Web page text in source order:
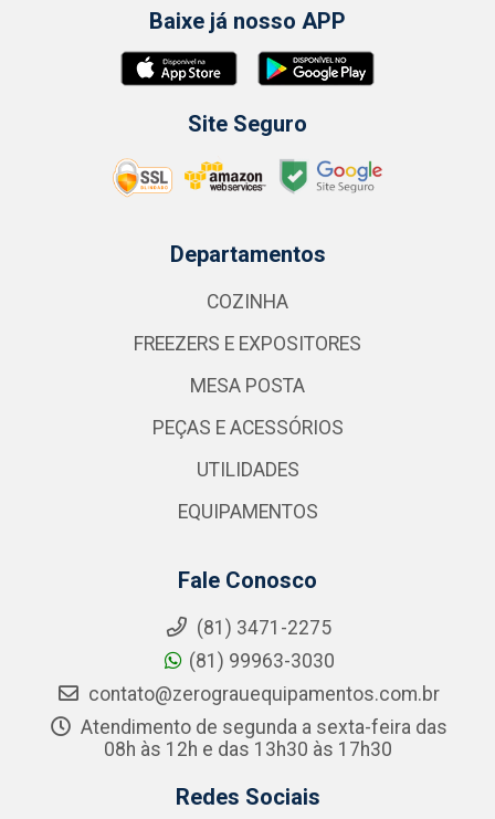
Baixe já nosso APP
Site Seguro
Departamentos
COZINHA
FREEZERS E EXPOSITORES
MESA POSTA
PEÇAS E ACESSÓRIOS
UTILIDADES
EQUIPAMENTOS
Fale Conosco
(81) 3471-2275
(81) 99963-3030
contato@zerograuequipamentos.com.br
Atendimento de segunda a sexta-feira das
08h às 12h e das 13h30 às 17h30
Redes Sociais